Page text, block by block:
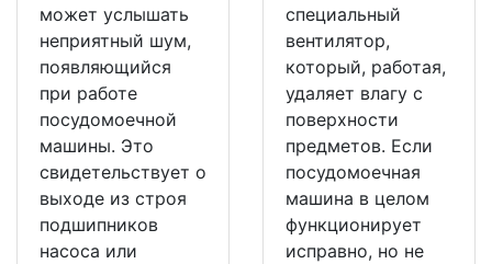
может услышать
неприятный шум,
появляющийся
при работе
посудомоечной
машины. Это
свидетельствует о
выходе из строя
подшипников
насоса или
специальный
вентилятор,
который, работая,
удаляет влагу с
поверхности
предметов. Если
посудомоечная
машина в целом
функционирует
исправно, но не